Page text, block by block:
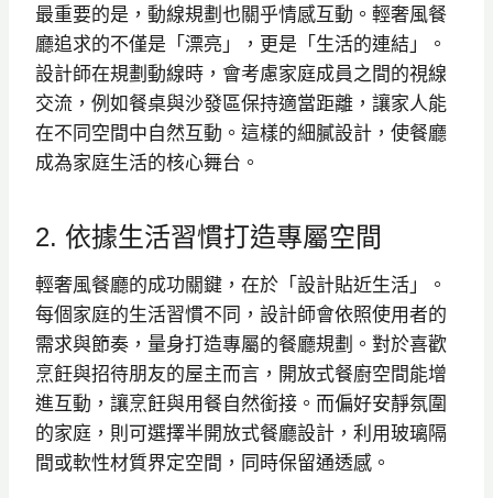
最重要的是，動線規劃也關乎情感互動。輕奢風餐
廳追求的不僅是「漂亮」，更是「生活的連結」。
設計師在規劃動線時，會考慮家庭成員之間的視線
交流，例如餐桌與沙發區保持適當距離，讓家人能
在不同空間中自然互動。這樣的細膩設計，使餐廳
成為家庭生活的核心舞台。
2. 依據生活習慣打造專屬空間
輕奢風餐廳的成功關鍵，在於「設計貼近生活」。
每個家庭的生活習慣不同，設計師會依照使用者的
需求與節奏，量身打造專屬的餐廳規劃。對於喜歡
烹飪與招待朋友的屋主而言，開放式餐廚空間能增
進互動，讓烹飪與用餐自然銜接。而偏好安靜氛圍
的家庭，則可選擇半開放式餐廳設計，利用玻璃隔
間或軟性材質界定空間，同時保留通透感。